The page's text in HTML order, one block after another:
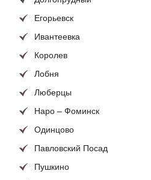
от солнечного света на
из полотна и механизма,
Егорьевск
Ивантеевка
Королев
Лобня
Люберцы
Наро – Фоминск
Одинцово
Павловский Посад
Пушкино